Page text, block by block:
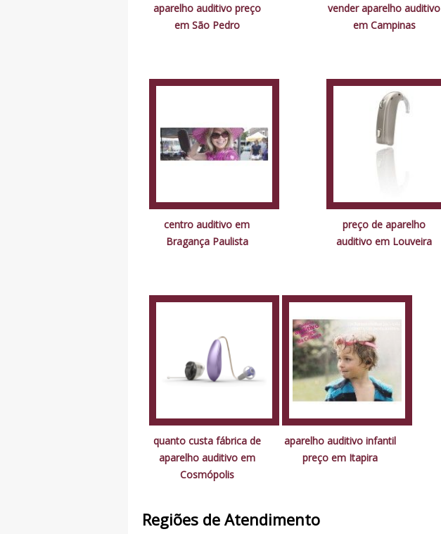
aparelho auditivo preço
em São Pedro
vender aparelho auditivo
em Campinas
centro auditivo em
Bragança Paulista
preço de aparelho
auditivo em Louveira
quanto custa fábrica de
aparelho auditivo em
Cosmópolis
aparelho auditivo infantil
preço em Itapira
Regiões de Atendimento